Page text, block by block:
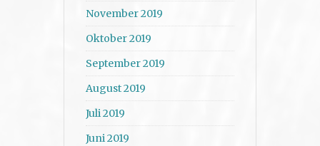
November 2019
Oktober 2019
September 2019
August 2019
Juli 2019
Juni 2019